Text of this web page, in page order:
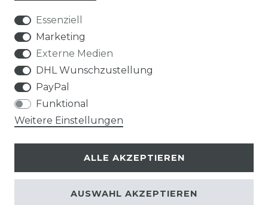
VERTRAG WIDERRUFEN
Klimaprofis GmbH & Co. KG
Design & supervision by MILLER
© Copyright 2026 | Alle Rechte vorbehalten.
Essenziell
Marketing
Externe Medien
DHL Wunschzustellung
PayPal
Funktional
Weitere Einstellungen
ALLE AKZEPTIEREN
AUSWAHL AKZEPTIEREN